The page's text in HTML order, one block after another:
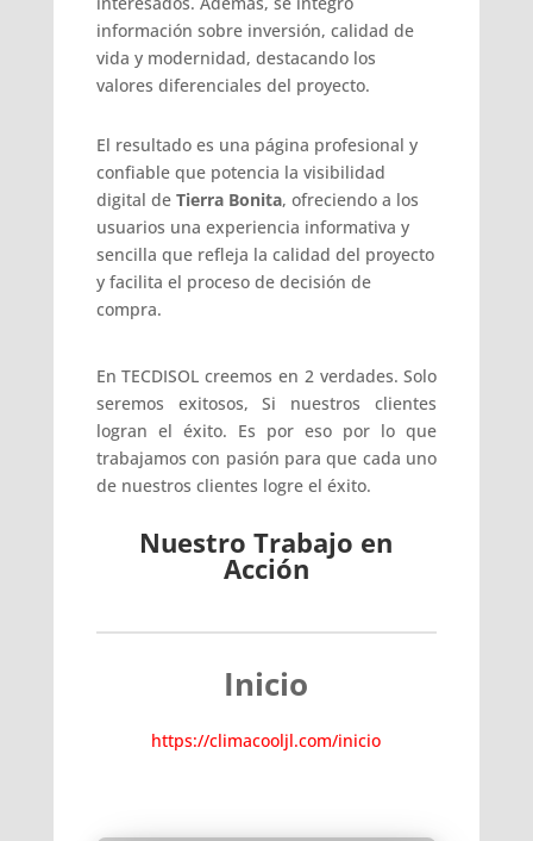
información sobre inversión, calidad de
vida y modernidad, destacando los
valores diferenciales del proyecto.
El resultado es una página profesional y
confiable que potencia la visibilidad
digital de Tierra Bonita, ofreciendo a los
usuarios una experiencia informativa y
sencilla que refleja la calidad del proyecto
y facilita el proceso de decisión de
compra.
En TECDISOL creemos en 2 verdades. Solo
seremos exitosos, Si nuestros clientes
logran el éxito. Es por eso por lo que
trabajamos con pasión para que cada uno
de nuestros clientes logre el éxito.
Nuestro Trabajo en
Acción
Inicio
https://climacooljl.com/inicio